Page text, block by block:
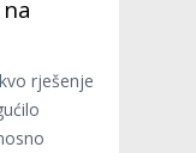
rješenje